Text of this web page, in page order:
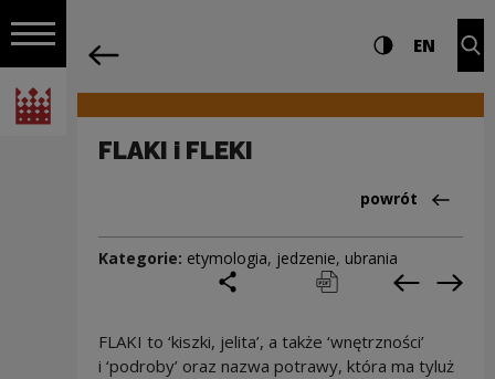
Włącz nawigację
Narodowe Centrum Kultury
Nawigacja Ustawienia i Wysoki
EN
FLAKI i FLEKI
Powrót
powrót
Kategorie: etymologia, jedzenie, ubrania
podziel się
drukuj pobierz
FLAKI to ‘kiszki, jelita’, a także ‘wnętrzności’
i ‘podroby’ oraz nazwa potrawy, która ma tyluż